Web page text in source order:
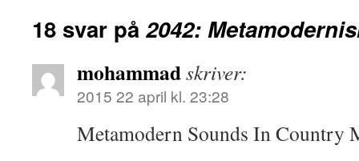
18 svar på2042:
mohammadskriver:
2015 22 april kl. 23:28
Metamodern Sounds In Country